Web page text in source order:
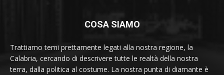
COSA SIAMO
Trattiamo temi prettamente legati alla nostra regione, la
Calabria, cercando di descrivere tutte le realtà della nostra
terra, dalla politica al costume. La nostra punta di diamante è